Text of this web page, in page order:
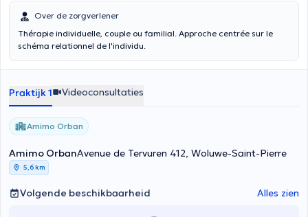
Over de zorgverlener
Thérapie individuelle, couple ou familial. Approche centrée sur le
schéma relationnel de l'individu.
Praktijk 1 Videoconsultaties
Amimo Orban
Amimo OrbanAvenue de Tervuren 412, Woluwe-Saint-Pierre
5,6 km
Volgende beschikbaarheid Alles zien